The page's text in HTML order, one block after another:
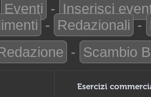
Eventi - Inserisci
- Redazionali -
- Scambio
Esercizi